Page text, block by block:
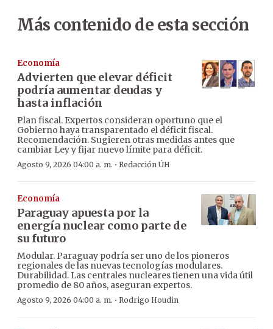
Más contenido de esta sección
Economía
Advierten que elevar déficit
podría aumentar deudas y
hasta inflación
Plan fiscal. Expertos consideran oportuno que el
Gobierno haya transparentado el déficit fiscal.
Recomendación. Sugieren otras medidas antes que
cambiar Ley y fijar nuevo límite para déficit.
Agosto 9, 2026 04:00 a. m. · Redacción ÚH
Economía
Paraguay apuesta por la
energía nuclear como parte de
su futuro
Modular. Paraguay podría ser uno de los pioneros
regionales de las nuevas tecnologías modulares.
Durabilidad. Las centrales nucleares tienen una vida útil
promedio de 80 años, aseguran expertos.
Agosto 9, 2026 04:00 a. m. · Rodrigo Houdin